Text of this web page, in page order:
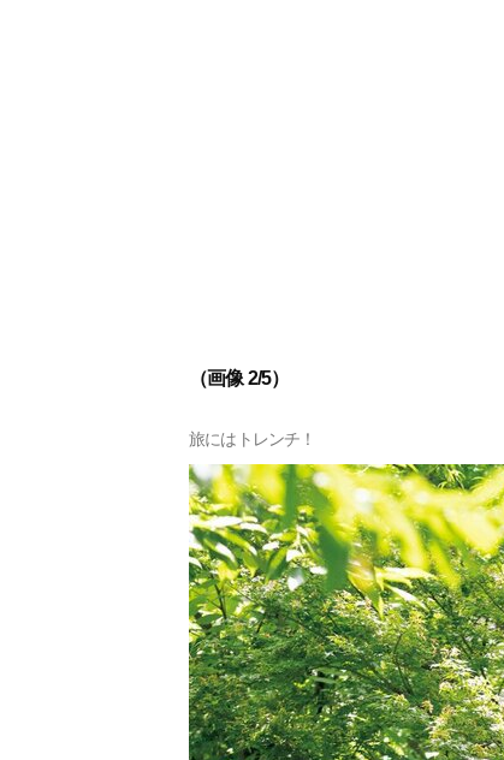
（画像 2/5）
旅にはトレンチ！